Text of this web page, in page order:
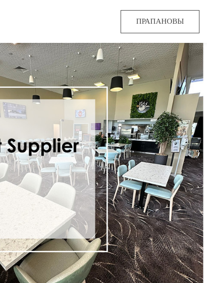
ПРАПАНОВЫ